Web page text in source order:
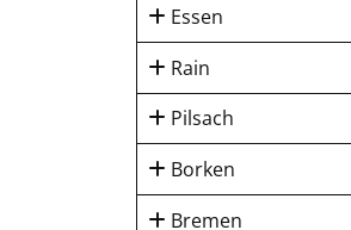
Essen
Rain
Pilsach
Borken
Bremen